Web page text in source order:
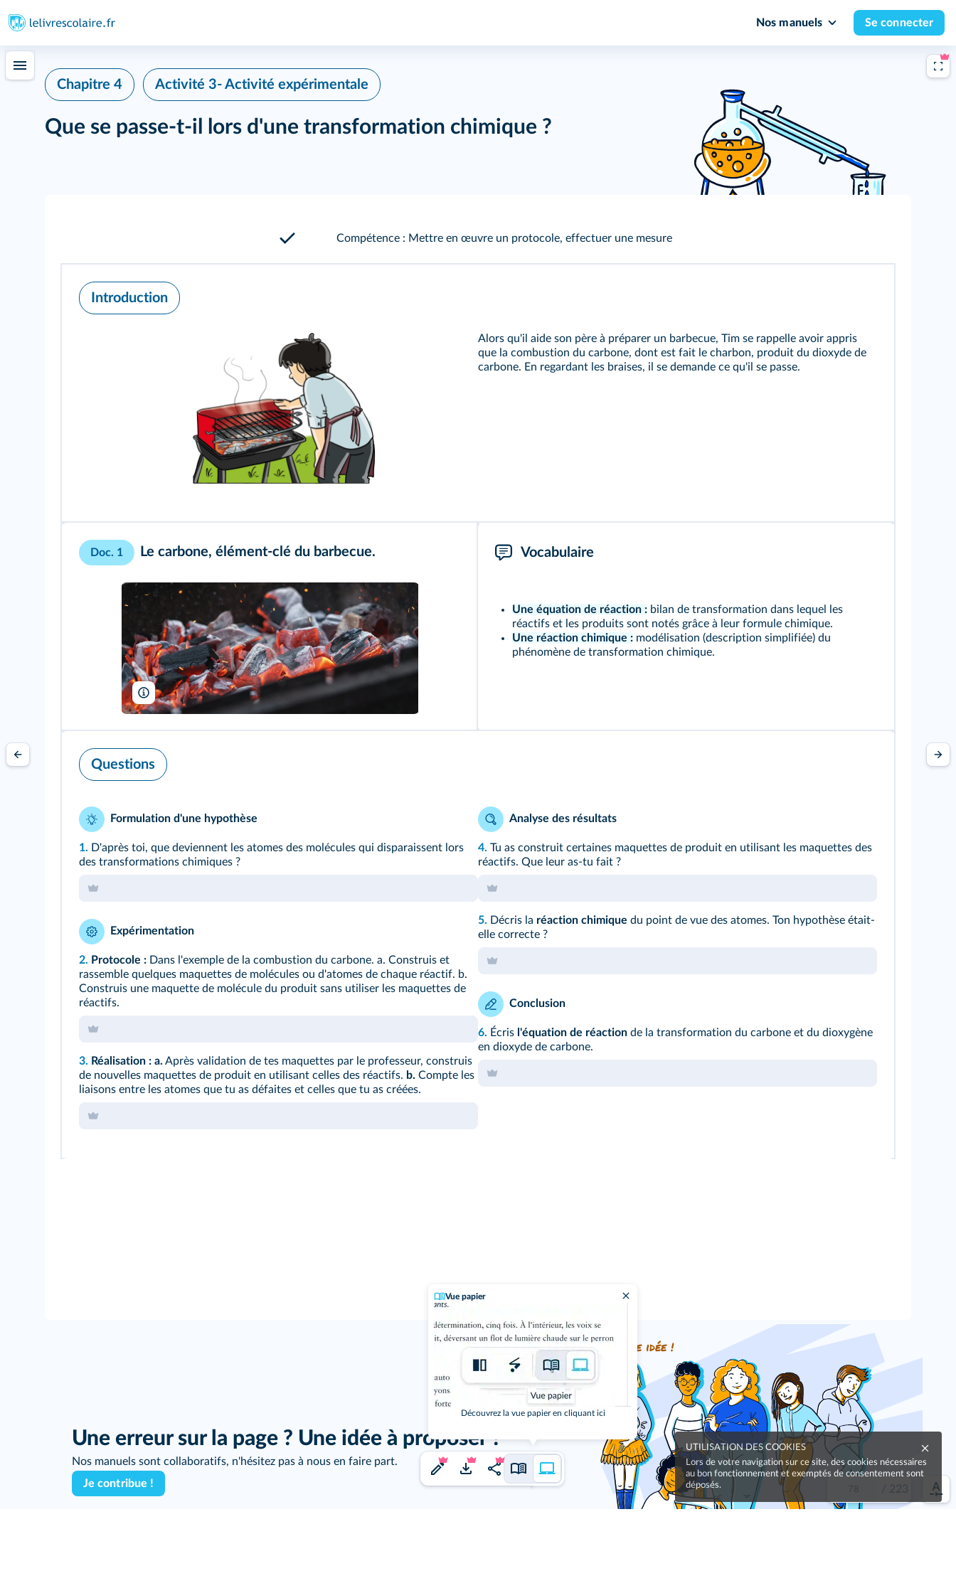
Nos manuels Se connecter
/ 223
Vue papier
Découvrez la vue papier en cliquant ici
Chapitre 4 Activité 3- Activité expérimentale
Que se passe-t-il lors d'une transformation chimique ?
Compétence : Mettre en œuvre un protocole, effectuer une mesure
Introduction
Alors qu'il aide son père à préparer un barbecue, Tim se rappelle avoir appris
que la combustion du carbone, dont est fait le charbon, produit du dioxyde de
carbone. En regardant les braises, il se demande ce qu'il se passe.
Doc. 1 Le carbone, élément-clé du barbecue.
goodween123/fotolia
Vocabulaire
Une équation de réaction : bilan de transformation dans lequel les
réactifs et les produits sont notés grâce à leur formule chimique.
Une réaction chimique : modélisation (description simplifiée) du
phénomène de transformation chimique.
Questions
Formulation d'une hypothèse
1. D'après toi, que deviennent les atomes des molécules qui disparaissent lors
des transformations chimiques ?
Expérimentation
2. Protocole : Dans l'exemple de la combustion du carbone. a. Construis et
rassemble quelques maquettes de molécules ou d'atomes de chaque réactif. b.
Construis une maquette de molécule du produit sans utiliser les maquettes de
réactifs.
3. Réalisation : a. Après validation de tes maquettes par le professeur, construis
de nouvelles maquettes de produit en utilisant celles des réactifs. b. Compte les
liaisons entre les atomes que tu as défaites et celles que tu as créées.
Analyse des résultats
4. Tu as construit certaines maquettes de produit en utilisant les maquettes des
réactifs. Que leur as-tu fait ?
5. Décris la réaction chimique du point de vue des atomes. Ton hypothèse était-
elle correcte ?
Conclusion
6. Écris l'équation de réaction de la transformation du carbone et du dioxygène
en dioxyde de carbone.
Une erreur sur la page ? Une idée à proposer ?
Nos manuels sont collaboratifs, n'hésitez pas à nous en faire part.
Je contribue !
j'ai une idée !
UTILISATION DES COOKIES
Lors de votre navigation sur ce site, des cookies nécessaires
au bon fonctionnement et exemptés de consentement sont
déposés.